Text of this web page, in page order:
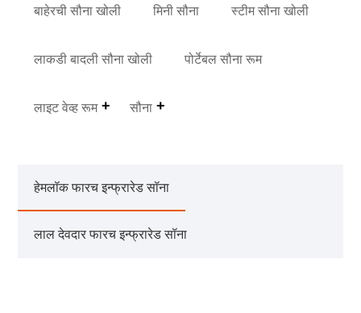
बाहेरची सौना खोली मिनी सौना स्टीम सौना खोली
लाकडी बादली सौना खोली पोर्टेबल सौना रूम
लाइट वेव्ह रूम सौना
हेमलॉक फारच इन्फ्रारेड सॉना
लाल देवदार फारच इन्फ्रारेड सॉना